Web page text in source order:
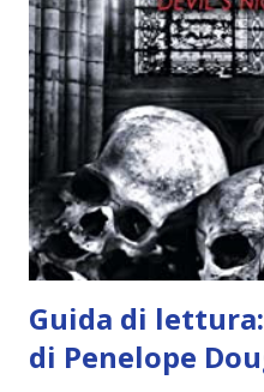
l'angelo non ha intenzione
per avvertili che Mikael non
credono e che potrebbe
Rafael. A quelle parole,
nell'appartamento, senza
chiesetta. Lì trovano Rafael
ma questa volta ...
Guida di
di Penelope